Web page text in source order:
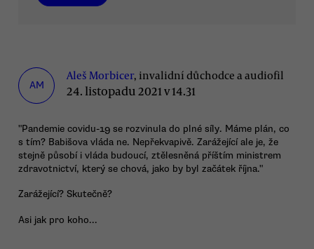
AM
Aleš Morbicer, invalidní důchodce a audiofil
24. listopadu 2021 v 14.31
"Pandemie covidu-19 se rozvinula do plné síly. Máme plán, co
s tím? Babišova vláda ne. Nepřekvapivě. Zarážející ale je, že
stejně působí i vláda budoucí, ztělesněná příštím ministrem
zdravotnictví, který se chová, jako by byl začátek října."
Zarážející? Skutečně?
Asi jak pro koho...